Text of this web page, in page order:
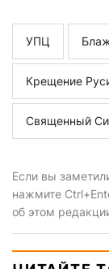
УПЦ
Крещение
Священный
Если вы
нажмите
об этом